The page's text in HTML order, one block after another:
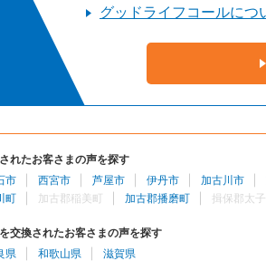
グッドライフコールにつ
れたお客さまの声を探す
市
西宮市 芦屋市 伊丹市 加古川市
町
加古郡稲美町 加古郡播磨町 揖保郡太子
交換されたお客さまの声を探す
県
和歌山県 滋賀県